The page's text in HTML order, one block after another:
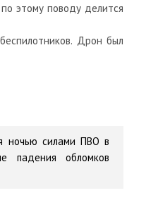
этому поводу делится
беспилотников. Дрон был
ночью силами ПВО в
падения обломков